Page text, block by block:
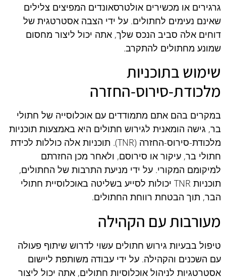
גרגירים או מכשירים אולטרסאונדים המפיצים צלילים
שאינם נעימים לחתולים. על ידי הצבה אסטרטגית של
דוחים אלה סביב הנכס שלך, אתה יכול ליצור מחסום
שמונע מחתולים להתקרב.
שימוש בתוכניות
מלכודת-סירוס-החזרה
במקרים בהם אתם מתמודדים עם אוכלוסייה של חתולי
בר, גישה הומאנית לגירוש חתולים היא באמצעות תוכניות
מלכודת-סירוס-החזרה (TNR). תוכניות אלה כוללות לכידת
חתולי בר, עיקור או סירוסם, ולאחר מכן החזרתם
למיקומם המקורי. על ידי מניעת התרבות של החתולים,
תוכניות TNR יכולות לסייע בשליטה באוכלוסיית חתולי
הבר, תוך הבטחת רווחת החתולים.
מעורבות עם הקהילה
טיפול בבעיות גירוש חתולים עשוי לדרוש שיתוף פעולה
עם השכנים והקהילה. על ידי עבודה משותפת ליישום
אסטרטגיות לניהול אוכלוסיות חתולים, אתה יכול ליצור